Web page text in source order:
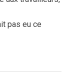
pas eu ce